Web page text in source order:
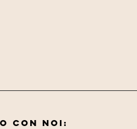
con noi: